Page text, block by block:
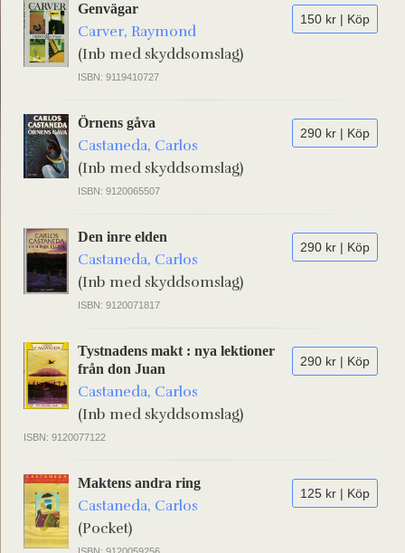
150 kr | Köp
Genvägar
Carver, Raymond
(Inb med skyddsomslag)
ISBN: 9119410727
290 kr | Köp
Örnens gåva
Castaneda, Carlos
(Inb med skyddsomslag)
ISBN: 9120065507
290 kr | Köp
Den inre elden
Castaneda, Carlos
(Inb med skyddsomslag)
ISBN: 9120071817
290 kr | Köp
Tystnadens makt : nya lektioner
från don Juan
Castaneda, Carlos
(Inb med skyddsomslag)
ISBN: 9120077122
125 kr | Köp
Maktens andra ring
Castaneda, Carlos
(Pocket)